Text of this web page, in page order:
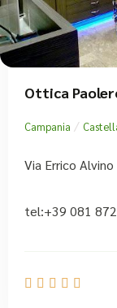
Ottica
Campania /
Via Errico Alvino
tel:+39 081
    